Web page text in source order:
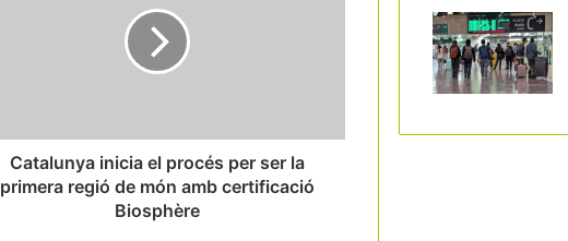
El 56% dels barcelonins dona suport a
Catalunya inicia el procés per ser la
primera regió de món amb certificació
Biosphère